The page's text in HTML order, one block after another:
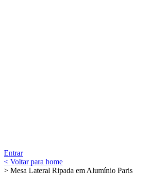
Entrar
< Voltar para home
> Mesa Lateral Ripada em Alumínio Paris